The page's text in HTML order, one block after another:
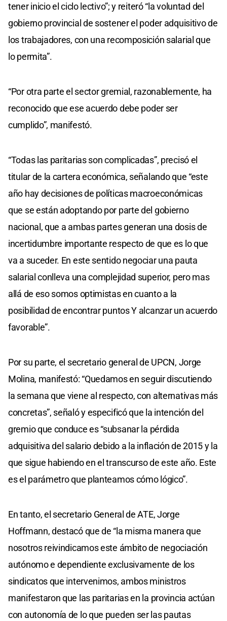
tener inicio el ciclo lectivo”; y reiteró “la voluntad del
gobierno provincial de sostener el poder adquisitivo de
los trabajadores, con una recomposición salarial que
lo permita”.
“Por otra parte el sector gremial, razonablemente, ha
reconocido que ese acuerdo debe poder ser
cumplido”, manifestó.
“Todas las paritarias son complicadas”, precisó el
titular de la cartera económica, señalando que “este
año hay decisiones de políticas macroeconómicas
que se están adoptando por parte del gobierno
nacional, que a ambas partes generan una dosis de
incertidumbre importante respecto de que es lo que
va a suceder. En este sentido negociar una pauta
salarial conlleva una complejidad superior, pero mas
allá de eso somos optimistas en cuanto a la
posibilidad de encontrar puntos Y alcanzar un acuerdo
favorable”.
Por su parte, el secretario general de UPCN, Jorge
Molina, manifestó: “Quedamos en seguir discutiendo
la semana que viene al respecto, con alternativas más
concretas”, señaló y especificó que la intención del
gremio que conduce es “subsanar la pérdida
adquisitiva del salario debido a la inflación de 2015 y la
que sigue habiendo en el transcurso de este año. Este
es el parámetro que planteamos cómo lógico”.
En tanto, el secretario General de ATE, Jorge
Hoffmann, destacó que de “la misma manera que
nosotros reivindicamos este ámbito de negociación
autónomo e dependiente exclusivamente de los
sindicatos que intervenimos, ambos ministros
manifestaron que las paritarias en la provincia actúan
con autonomía de lo que pueden ser las pautas